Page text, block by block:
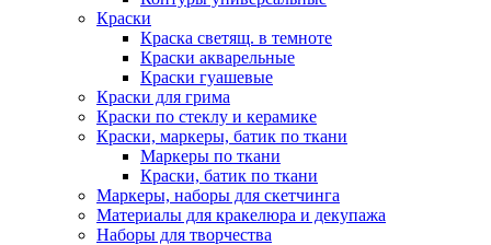
Краски
Краска светящ. в темноте
Краски акварельные
Краски гуашевые
Краски для грима
Краски по стеклу и керамике
Краски, маркеры, батик по ткани
Маркеры по ткани
Краски, батик по ткани
Маркеры, наборы для скетчинга
Материалы для кракелюра и декупажа
Наборы для творчества